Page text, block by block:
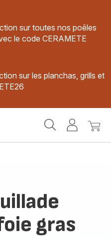
sur toutes nos poêles
le code CERAMETE
sur les planchas, grills et
MonMon
gras